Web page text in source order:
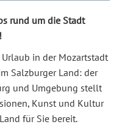
rund um die Stadt
in der Mozartstadt
Salzburger Land: der
und Umgebung stellt
Kunst und Kultur
für Sie bereit.